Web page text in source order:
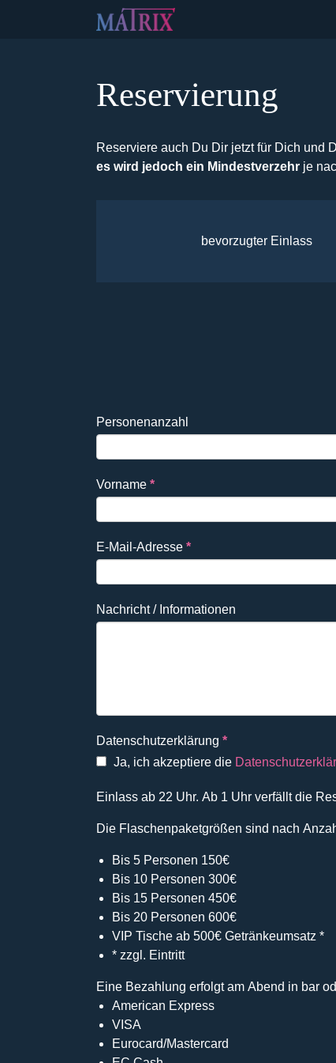
Reservierung
Reserviere auch Du Dir jetzt für Dich und
es wird jedoch ein Mindestverzehr je
bevorzugter Einlass
Reservierung
DE
Falls
Du
ein
Mensch
bist,
Feld
Personenanzahl
Vorname *
E-Mail-Adresse *
Nachricht / Informationen
Datenschutzerklärung *
Ja, ich akzeptiere die
Einlass ab 22 Uhr. Ab 1 Uhr verfällt die
Die Flaschenpaketgrößen sind nach
Bis 5 Personen 150€
Bis 10 Personen 300€
Bis 15 Personen 450€
Bis 20 Personen 600€
VIP Tische ab 500€ Getränkeumsatz *
* zzgl. Eintritt
Eine Bezahlung erfolgt am Abend in bar
American Express
VISA
Eurocard/Mastercard